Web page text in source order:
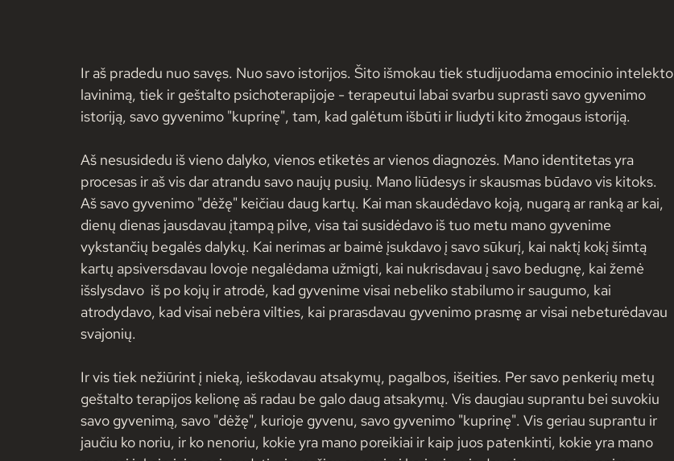
Ir aš pradedu nuo savęs. Nuo savo istorijos. Šito išmokau tiek studijuodama emocinio intelekto
lavinimą, tiek ir geštalto psichoterapijoje - terapeutui labai svarbu suprasti savo gyvenimo
istoriją, savo gyvenimo "kuprinę", tam, kad galėtum išbūti ir liudyti kito žmogaus istoriją.
Aš nesusidedu iš vieno dalyko, vienos etiketės ar vienos diagnozės. Mano identitetas yra
procesas ir aš vis dar atrandu savo naujų pusių. Mano liūdesys ir skausmas būdavo vis kitoks.
Aš savo gyvenimo "dėžę" keičiau daug kartų. Kai man skaudėdavo koją, nugarą ar ranką ar kai,
dienų dienas jausdavau įtampą pilve, visa tai susidėdavo iš tuo metu mano gyvenime
vykstančių begalės dalykų. Kai nerimas ar baimė įsukdavo į savo sūkurį, kai naktį kokį šimtą
kartų apsiversdavau lovoje negalėdama užmigti, kai nukrisdavau į savo bedugnę, kai žemė
išslysdavo  iš po kojų ir atrodė, kad gyvenime visai nebeliko stabilumo ir saugumo, kai
atrodydavo, kad visai nebėra vilties, kai prarasdavau gyvenimo prasmę ar visai nebeturėdavau
svajonių.
Ir vis tiek nežiūrint į nieką, ieškodavau atsakymų, pagalbos, išeities. Per savo penkerių metų
geštalto terapijos kelionę aš radau be galo daug atsakymų. Vis daugiau suprantu bei suvokiu
savo gyvenimą, savo "dėžę", kurioje gyvenu, savo gyvenimo "kuprinę". Vis geriau suprantu ir
jaučiu ko noriu, ir ko nenoriu, kokie yra mano poreikiai ir kaip juos patenkinti, kokie yra mano